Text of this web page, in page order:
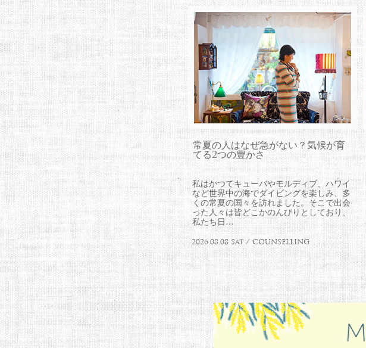
常夏の人はなぜ急がない？気候が育
てる2つの豊かさ
私はかつてキューバやモルディブ、ハワイ
など世界中の海でダイビングを楽しみ、多
くの常夏の国々を訪れました。そこで出会
った人々は皆どこかのんびりとしており、
私たち日…
2026.08.08 Sat / COUNSELLING